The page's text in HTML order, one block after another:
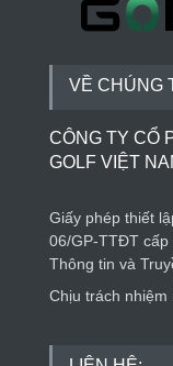
VỀ CHÚNG
CÔNG TY CỔ
GOLF VIỆT
Giấy phép thiết
06/GP-TTĐT cấp
Thông tin và
Chịu trách nhiệm